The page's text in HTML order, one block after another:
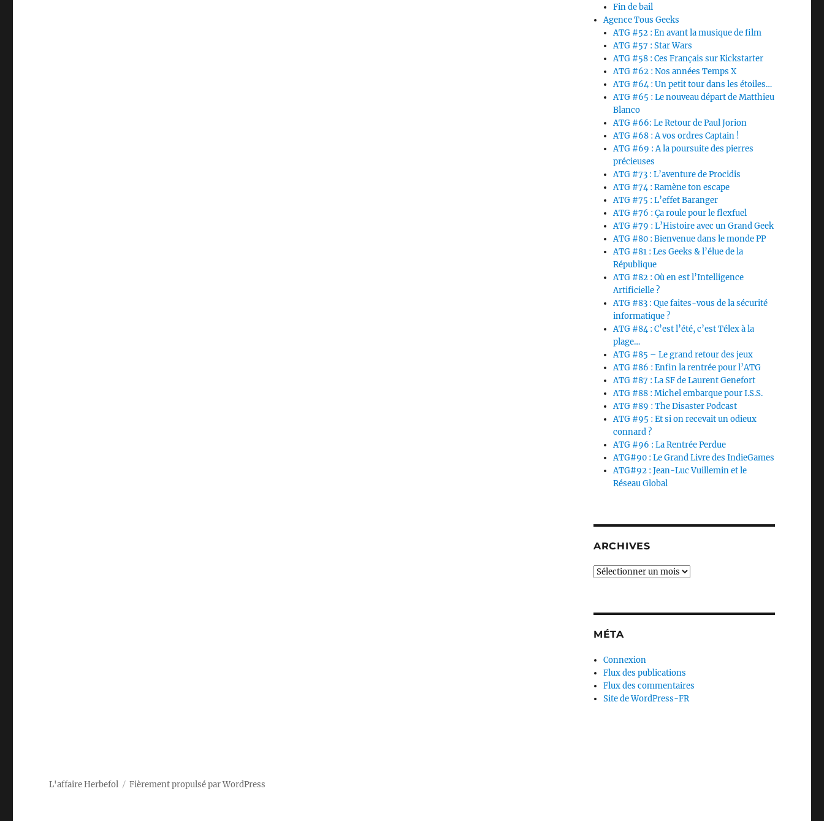
Fin de bail
Agence Tous Geeks
ATG #52 : En avant la musique de film
ATG #57 : Star Wars
ATG #58 : Ces Français sur Kickstarter
ATG #62 : Nos années Temps X
ATG #64 : Un petit tour dans les étoiles…
ATG #65 : Le nouveau départ de Matthieu
Blanco
ATG #66: Le Retour de Paul Jorion
ATG #68 : A vos ordres Captain !
ATG #69 : A la poursuite des pierres
précieuses
ATG #73 : L’aventure de Procidis
ATG #74 : Ramène ton escape
ATG #75 : L’effet Baranger
ATG #76 : Ça roule pour le flexfuel
ATG #79 : L’Histoire avec un Grand Geek
ATG #80 : Bienvenue dans le monde PP
ATG #81 : Les Geeks & l’élue de la
République
ATG #82 : Où en est l’Intelligence
Artificielle ?
ATG #83 : Que faites-vous de la sécurité
informatique ?
ATG #84 : C’est l’été, c’est Télex à la
plage…
ATG #85 – Le grand retour des jeux
ATG #86 : Enfin la rentrée pour l’ATG
ATG #87 : La SF de Laurent Genefort
ATG #88 : Michel embarque pour I.S.S.
ATG #89 : The Disaster Podcast
ATG #95 : Et si on recevait un odieux
connard ?
ATG #96 : La Rentrée Perdue
ATG#90 : Le Grand Livre des IndieGames
ATG#92 : Jean-Luc Vuillemin et le
Réseau Global
ARCHIVES
Archives
MÉTA
Connexion
Flux des publications
Flux des commentaires
Site de WordPress-FR
L'affaire Herbefol Fièrement propulsé par WordPress